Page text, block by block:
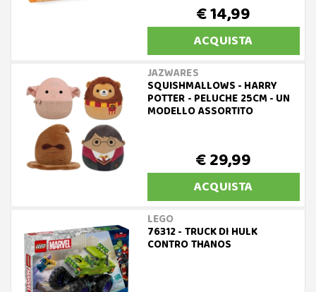
€ 14,99
ACQUISTA
JAZWARES
SQUISHMALLOWS - HARRY
POTTER - PELUCHE 25CM - UN
MODELLO ASSORTITO
€ 29,99
ACQUISTA
LEGO
76312 - TRUCK DI HULK
CONTRO THANOS